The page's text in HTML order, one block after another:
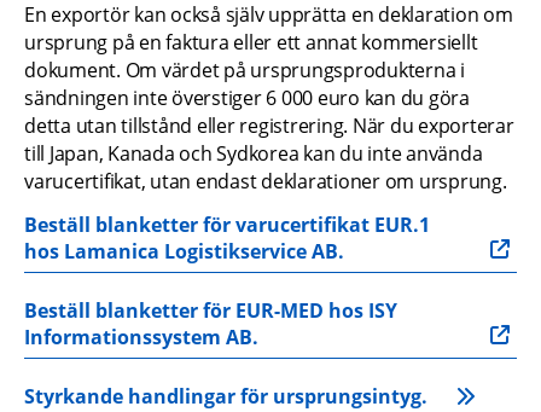
En exportör kan också själv upprätta en deklaration om
ursprung på en faktura eller ett annat kommersiellt
dokument. Om värdet på ursprungsprodukterna i
sändningen inte överstiger 6 000 euro kan du göra
detta utan tillstånd eller registrering. När du exporterar
till Japan, Kanada och Sydkorea kan du inte använda
varucertifikat, utan endast deklarationer om ursprung.
Beställ blanketter för varucertifikat EUR.1
hos Lamanica Logistikservice AB.
Beställ blanketter för EUR-MED hos ISY
Informationssystem AB.
Styrkande handlingar för ursprungsintyg.